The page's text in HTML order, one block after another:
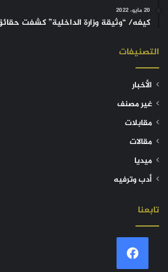
20 مايو، 2022
كيفه/ “وثيقة وزارة الداخلية” كشفت
التصنيفات
الأخبار
غير مصنف
مقابلات
مقالات
ميديا
أدب وترفيه
تابعنا